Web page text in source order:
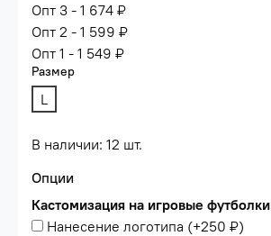
Опт 3 - 1 674 ₽
Опт 2 - 1 599 ₽
Опт 1 - 1 549 ₽
Размер
L
В наличии: 12 шт.
Опции
Кастомизация на игровые футболки
Нанесение логотипа (+250 ₽)